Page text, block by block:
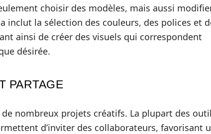
choisir des modèles, mais aussi
inclut la sélection des couleurs, des polices et
ainsi de créer des visuels qui correspondent
désirée.
PARTAGE
nombreux projets créatifs. La plupart des
d’inviter des collaborateurs, favorisant